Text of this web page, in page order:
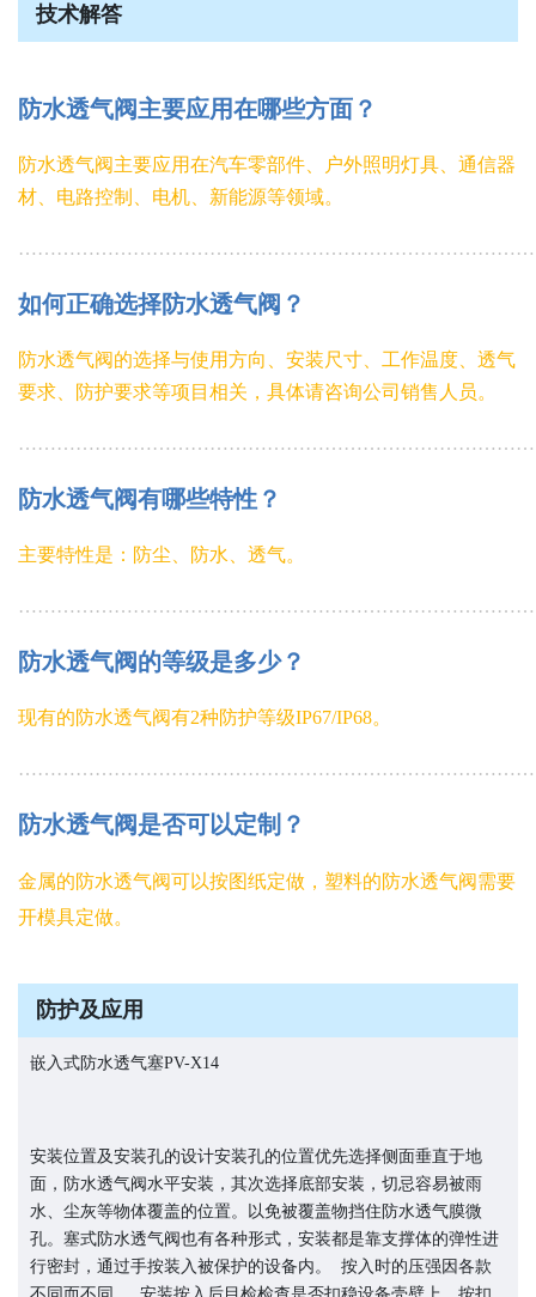
技术解答
防水透气阀主要应用在哪些方面？
防水透气阀主要应用在汽车零部件、户外照明灯具、通信器
材、电路控制、电机、新能源等领域。
如何正确选择防水透气阀？
防水透气阀的选择与使用方向、安装尺寸、工作温度、透气
要求、防护要求等项目相关，具体请咨询公司销售人员。
防水透气阀有哪些特性？
主要特性是：防尘、防水、透气。
防水透气阀的等级是多少？
现有的防水透气阀有2种防护等级IP67/IP68。
防水透气阀是否可以定制？
金属的防水透气阀可以按图纸定做，塑料的防水透气阀需要
开模具定做。
防护及应用
嵌入式防水透气塞PV-X14
安装位置及安装孔的设计安装孔的位置优先选择侧面垂直于地
面，防水透气阀水平安装，其次选择底部安装，切忌容易被雨
水、尘灰等物体覆盖的位置。以免被覆盖物挡住防水透气膜微
孔。塞式防水透气阀也有各种形式，安装都是靠支撑体的弹性进
行密封，通过手按装入被保护的设备内。 按入时的压强因各款